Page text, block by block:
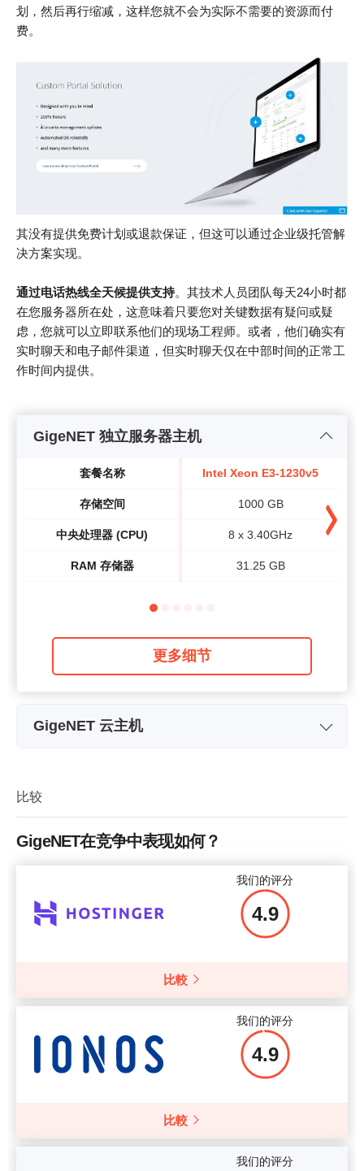
划，然后再行缩减，这样您就不会为实际不需要的资源而付
费。
其没有提供免费计划或退款保证，但这可以通过企业级托管解
决方案实现。
通过电话热线全天候提供支持。其技术人员团队每天24小时都
在您服务器所在处，这意味着只要您对关键数据有疑问或疑
虑，您就可以立即联系他们的现场工程师。或者，他们确实有
实时聊天和电子邮件渠道，但实时聊天仅在中部时间的正常工
作时间内提供。
GigeNET 独立服务器主机
套餐名称
存储空间
中央处理器 (CPU)
RAM 存储器
Intel Xeon E3-1230v5
1000 GB
8 x 3.40GHz
31.25 GB
更多细节
GigeNET 云主机
1000 MB
更多细节
比较
GigeNET在竞争中表现如何？
我们的评分
4.9
比較
我们的评分
4.9
比較
我们的评分